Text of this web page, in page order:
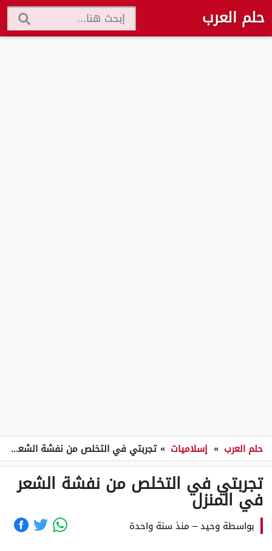
حلم العرب
حلم العرب » إسلاميات » تجربتي في التخلص من نفشة الشعر في المنزل
تجربتي في التخلص من نفشة الشعر
في المنزل
بواسطة وحيد– منذ سنة واحدة